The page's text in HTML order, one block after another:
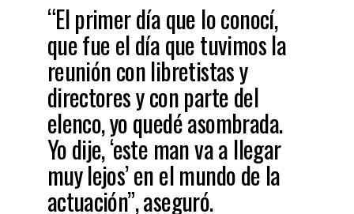
“El primer día que lo conocí,
que fue el día que tuvimos la
reunión con libretistas y
directores y con parte del
elenco, yo quedé asombrada.
Yo dije, ‘este man va a llegar
muy lejos’ en el mundo de la
actuación”, aseguró.